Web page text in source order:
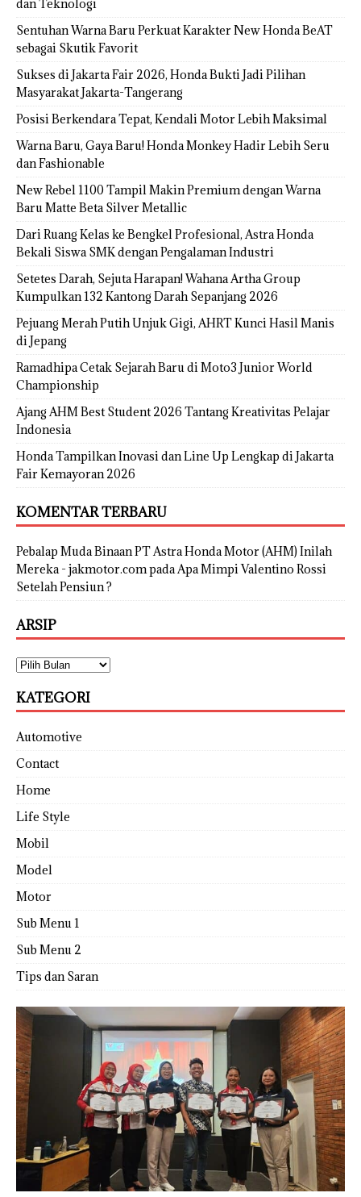
dan Teknologi
Sentuhan Warna Baru Perkuat Karakter New Honda BeAT
sebagai Skutik Favorit
Sukses di Jakarta Fair 2026, Honda Bukti Jadi Pilihan
Masyarakat Jakarta-Tangerang
Posisi Berkendara Tepat, Kendali Motor Lebih Maksimal
Warna Baru, Gaya Baru! Honda Monkey Hadir Lebih Seru
dan Fashionable
New Rebel 1100 Tampil Makin Premium dengan Warna
Baru Matte Beta Silver Metallic
Dari Ruang Kelas ke Bengkel Profesional, Astra Honda
Bekali Siswa SMK dengan Pengalaman Industri
Setetes Darah, Sejuta Harapan! Wahana Artha Group
Kumpulkan 132 Kantong Darah Sepanjang 2026
Pejuang Merah Putih Unjuk Gigi, AHRT Kunci Hasil Manis
di Jepang
Ramadhipa Cetak Sejarah Baru di Moto3 Junior World
Championship
Ajang AHM Best Student 2026 Tantang Kreativitas Pelajar
Indonesia
Honda Tampilkan Inovasi dan Line Up Lengkap di Jakarta
Fair Kemayoran 2026
KOMENTAR TERBARU
Pebalap Muda Binaan PT Astra Honda Motor (AHM) Inilah
Mereka - jakmotor.compada Apa Mimpi Valentino Rossi
Setelah Pensiun ?
ARSIP
KATEGORI
Automotive
Contact
Home
Life Style
Mobil
Model
Motor
Sub Menu 1
Sub Menu 2
Tips dan Saran